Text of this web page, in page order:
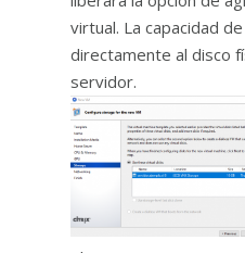
virtual. La capacidad
directamente al disco